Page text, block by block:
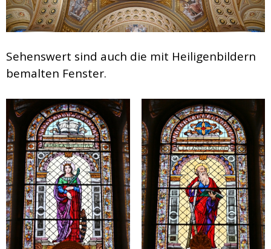
Sehenswert sind auch die mit Heiligenbildern
bemalten Fenster.